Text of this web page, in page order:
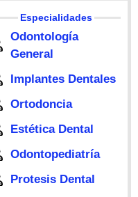
Especialidades
Odontología
General
Implantes Dentales
Ortodoncia
Estética Dental
Odontopediatría
Protesis Dental